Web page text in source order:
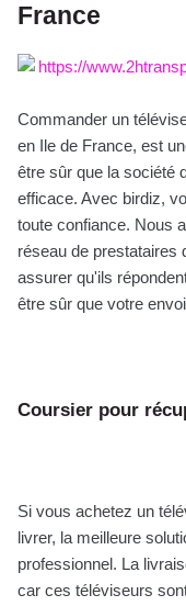
France
Commander un
en Ile de France, est
être sûr que la société
efficace. Avec birdiz,
toute confiance. Nous
réseau de prestataires
assurer qu'ils
être sûr que votre
Coursier pour
Si vous achetez un
livrer, la meilleure
professionnel. La
car ces téléviseurs